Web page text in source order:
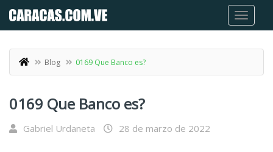
Blog 0169 Que Banco es?
0169 Que Banco es?
Gabriel Urdaneta 28 de marzo de 2022